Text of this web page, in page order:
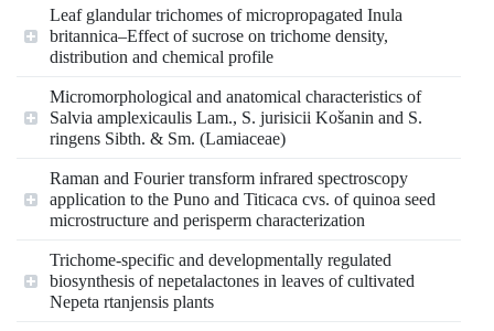
Leaf glandular trichomes of micropropagated Inula
britannica–Effect of sucrose on trichome density,
distribution and chemical profile
Micromorphological and anatomical characteristics of
Salvia amplexicaulis Lam., S. jurisicii Košanin and S.
ringens Sibth. & Sm. (Lamiaceae)
Raman and Fourier transform infrared spectroscopy
application to the Puno and Titicaca cvs. of quinoa seed
microstructure and perisperm characterization
Trichome-specific and developmentally regulated
biosynthesis of nepetalactones in leaves of cultivated
Nepeta rtanjensis plants